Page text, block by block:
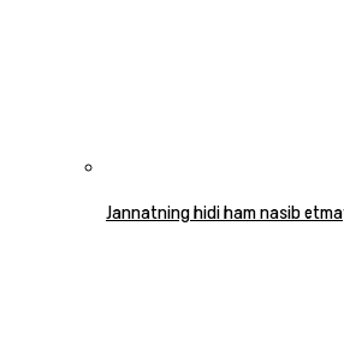
Jannatning hidi ham nasib